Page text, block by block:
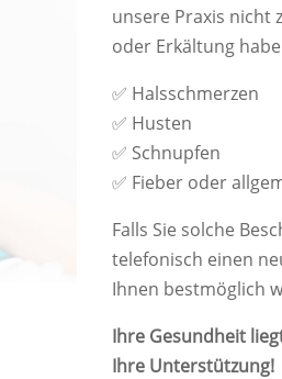
unsere Praxis nicht
oder Erkältung
✅ Halsschmerzen
✅ Husten
✅ Schnupfen
✅ Fieber oder
Falls Sie solche
telefonisch einen
Ihnen bestmöglich
Ihre Gesundheit
Ihre Unterstützung!